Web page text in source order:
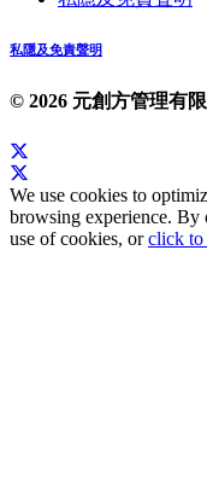
私隱及免責聲明
© 2026 元創方管理有
We use cookies to
browsing experience. By
use of cookies, orclick to